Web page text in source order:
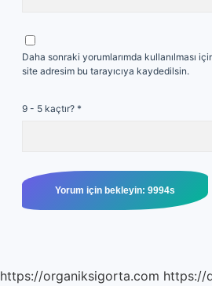
Daha sonraki yorumlarımda kullanılması
site adresim bu tarayıcıya kaydedilsin.
9 - 5 kaçtır? *
https://organiksigorta.com https://